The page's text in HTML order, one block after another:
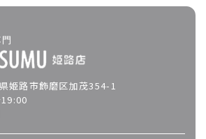
姫路市飾磨区加茂354-1